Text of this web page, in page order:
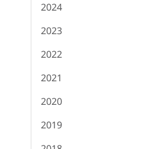
2024
2023
2022
2021
2020
2019